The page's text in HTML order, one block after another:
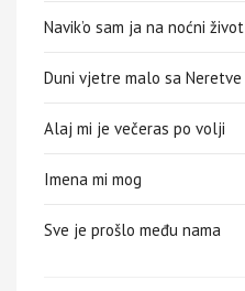
Navik’o sam ja na noćni život
Duni vjetre malo sa Neretve
Alaj mi je večeras po volji
Imena mi mog
Sve je prošlo među nama